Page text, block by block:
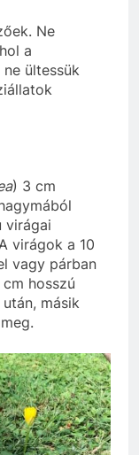
Ne
a
ültessük
) 3 cm
virágai
virágok a 10
vagy párban
hosszú
másik